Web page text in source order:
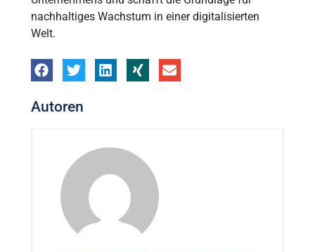
nachhaltiges Wachstum in einer digitalisierten
Welt.
Autoren